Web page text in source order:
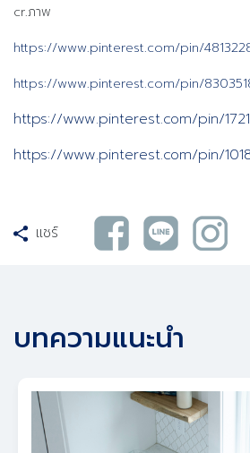
cr.ภาพ
https://www.pinterest.com/pin/
https://www.pinterest.com/pin/
https://www.pinterest.com/pin/
https://www.pinterest.com/pin/
แชร์
บทความแนะนำ